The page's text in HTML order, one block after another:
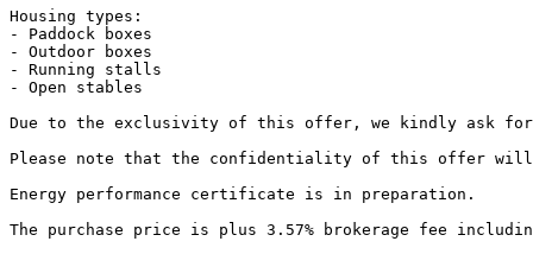
Housing types:
- Paddock boxes
- Outdoor boxes
- Running stalls
- Open stables
Due to the exclusivity of this offer, we kindly ask for
Please note that the confidentiality of this offer will
Energy performance certificate is in preparation.
The purchase price is plus 3.57% brokerage fee